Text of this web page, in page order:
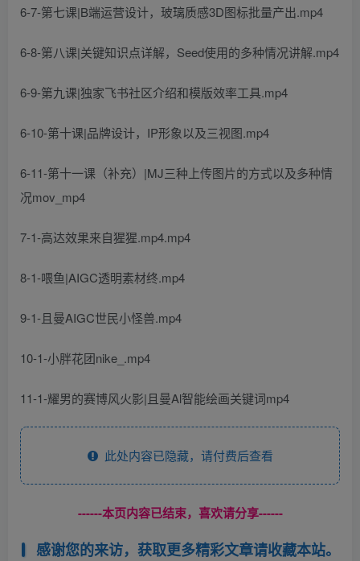
6-7-第七课|B端运营设计，玻璃质感3D图标批量产出.mp4
6-8-第八课|关键知识点详解，Seed使用的多种情况讲解.mp4
6-9-第九课|独家飞书社区介绍和模版效率工具.mp4
6-10-第十课|品牌设计，IP形象以及三视图.mp4
6-11-第十一课（补充）|MJ三种上传图片的方式以及多种情
况mov_mp4
7-1-高达效果来自猩猩.mp4.mp4
8-1-喂鱼|AIGC透明素材终.mp4
9-1-且曼AIGC世民小怪兽.mp4
10-1-小胖花团nike_.mp4
11-1-耀男的赛博风火影|且曼Al智能绘画关键词mp4
此处内容已隐藏，请付费后查看
------本页内容已结束，喜欢请分享------
感谢您的来访，获取更多精彩文章请收藏本站。